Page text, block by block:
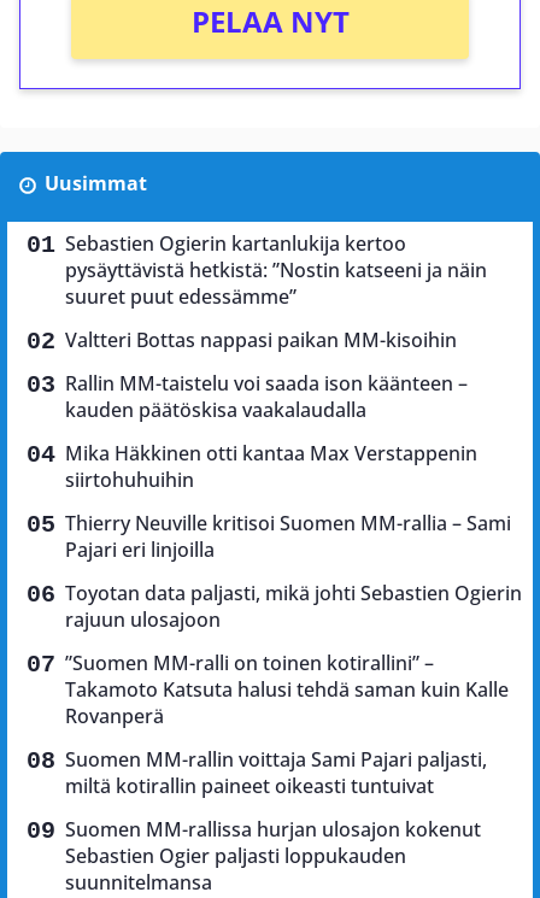
PELAA NYT
Uusimmat
Sebastien Ogierin kartanlukija kertoo
pysäyttävistä hetkistä: ”Nostin katseeni ja näin
suuret puut edessämme”
Valtteri Bottas nappasi paikan MM-kisoihin
Rallin MM-taistelu voi saada ison käänteen –
kauden päätöskisa vaakalaudalla
Mika Häkkinen otti kantaa Max Verstappenin
siirtohuhuihin
Thierry Neuville kritisoi Suomen MM-rallia – Sami
Pajari eri linjoilla
Toyotan data paljasti, mikä johti Sebastien Ogierin
rajuun ulosajoon
”Suomen MM-ralli on toinen kotirallini” –
Takamoto Katsuta halusi tehdä saman kuin Kalle
Rovanperä
Suomen MM-rallin voittaja Sami Pajari paljasti,
miltä kotirallin paineet oikeasti tuntuivat
Suomen MM-rallissa hurjan ulosajon kokenut
Sebastien Ogier paljasti loppukauden
suunnitelmansa